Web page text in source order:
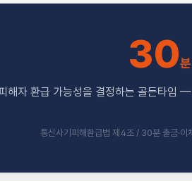
30분
해자 환급 가능성을 결정하는 골든타임
통신사기피해환급법 제4조 / 30분 출금·